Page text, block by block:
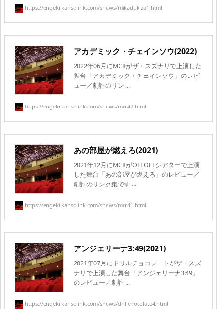
https://engeki.kansolink.com/shows/mikadukiza1.html
アカデミック・チェインソウ(2022)
2022年06月にMCRがザ・スズナリで上演した
舞台「アカデミック・チェインソウ」のレビ
ュー／劇評のリン ...
https://engeki.kansolink.com/shows/mcr42.html
あの部屋が燃えろ(2021)
2021年12月にMCRがOFFOFFシアターで上演
した舞台「あの部屋が燃えろ」のレビュー／
劇評のリンク集です ...
https://engeki.kansolink.com/shows/mcr41.html
アンジェリーナ3:49(2021)
2021年07月にドリルチョコレートがザ・スズ
ナリで上演した舞台「アンジェリーナ3:49」
のレビュー／劇評 ...
https://engeki.kansolink.com/shows/drillchocolate4.html